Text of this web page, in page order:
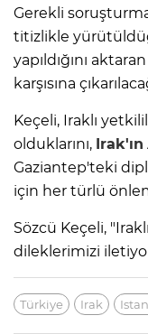
Gerekli
titizlikle
yapıldığını
karşısına
Keçeli, Iraklı
olduklarını, Irak'ın
Gaziantep'teki
için her türlü
Sözcü Keçeli,
dileklerimizi
Türkiye Irak